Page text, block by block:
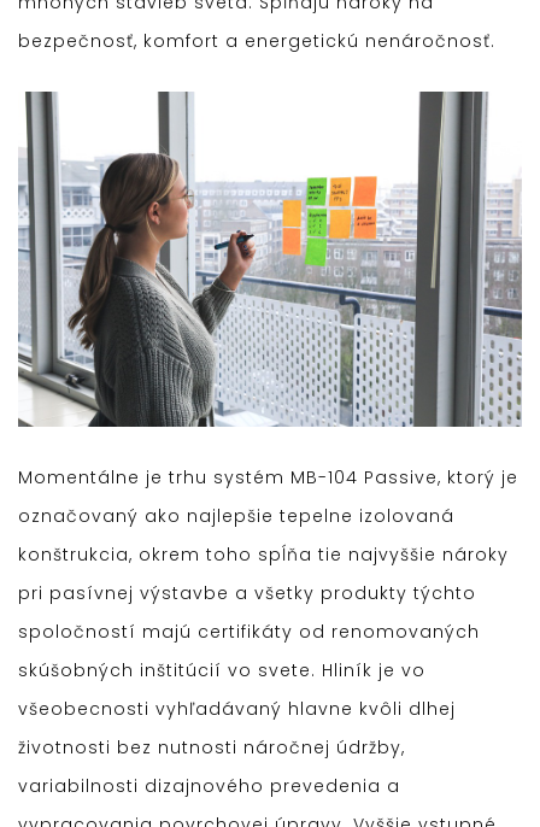
bezpečnosť, komfort a energetickú nenáročnosť.
Momentálne je trhu systém MB-104 Passive, ktorý je
označovaný ako najlepšie tepelne izolovaná
konštrukcia, okrem toho spĺňa tie najvyššie nároky
pri pasívnej výstavbe a všetky produkty týchto
spoločností majú certifikáty od renomovaných
skúšobných inštitúcií vo svete. Hliník je vo
všeobecnosti vyhľadávaný hlavne kvôli dlhej
životnosti bez nutnosti náročnej údržby,
variabilnosti dizajnového prevedenia a